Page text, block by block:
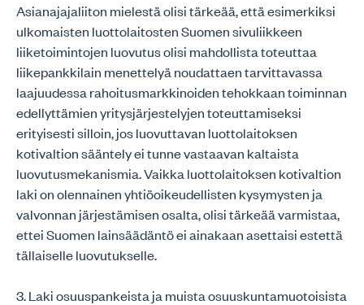
Asianajajaliiton mielestä olisi tärkeää, että esimerkiksi
ulkomaisten luottolaitosten Suomen sivuliikkeen
liiketoimintojen luovutus olisi mahdollista toteuttaa
liikepankkilain menettelyä noudattaen tarvittavassa
laajuudessa rahoitusmarkkinoiden tehokkaan toiminnan
edellyttämien yritysjärjestelyjen toteuttamiseksi
erityisesti silloin, jos luovuttavan luottolaitoksen
kotivaltion sääntely ei tunne vastaavan kaltaista
luovutusmekanismia. Vaikka luottolaitoksen kotivaltion
laki on olennainen yhtiöoikeudellisten kysymysten ja
valvonnan järjestämisen osalta, olisi tärkeää varmistaa,
ettei Suomen lainsäädäntö ei ainakaan asettaisi estettä
tällaiselle luovutukselle.
3. Laki osuuspankeista ja muista osuuskuntamuotoisista